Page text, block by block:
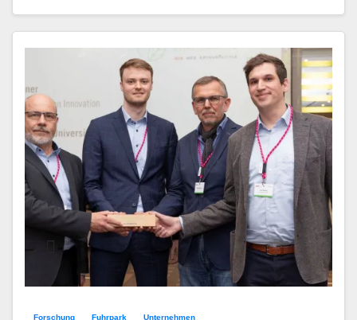
Forschung Fuhrpark Unternehmen